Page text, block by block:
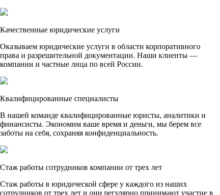
Качественные юридические услуги
Оказываем юридические услуги в области корпоративного
права и разрешительной документации. Наши клиенты —
компании и частные лица по всей России.
Квалифицированные специалисты
В нашей команде квалифицированные юристы, аналитики и
финансисты. Экономим ваше время и деньги, мы берем все
заботы на себя, сохраняя конфиденциальность.
Стаж работы сотрудников компании от трех лет
Стаж работы в юридической сфере у каждого из наших
сотрудников от трех лет и они регулярно принимают участие в